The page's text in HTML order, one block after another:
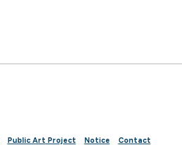
Public Art Project Notice Contact